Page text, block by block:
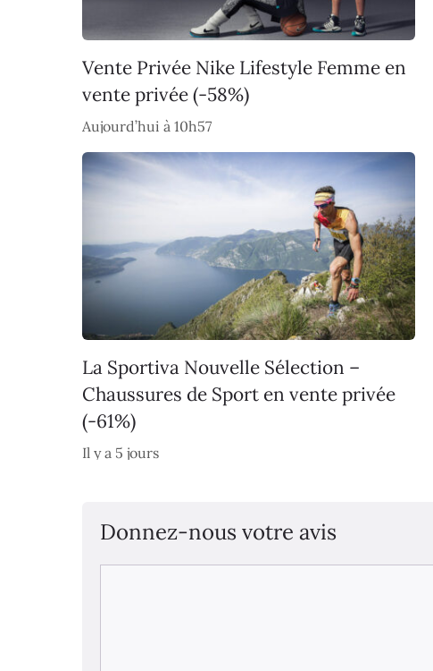
Vente Privée Nike Lifestyle Femme en
vente privée (-58%)
Aujourd’hui à 10h57
La Sportiva Nouvelle Sélection –
Chaussures de Sport en vente privée
(-61%)
Il y a 5 jours
Donnez-nous votre avis